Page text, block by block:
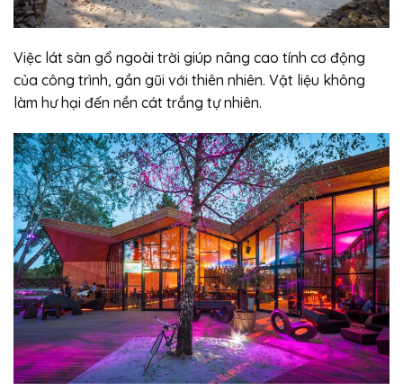
Việc lát sàn gổ ngoài trời giúp nâng cao tính cơ động
của công trình, gần gũi với thiên nhiên. Vật liệu không
làm hư hại đến nền cát trắng tự nhiên.